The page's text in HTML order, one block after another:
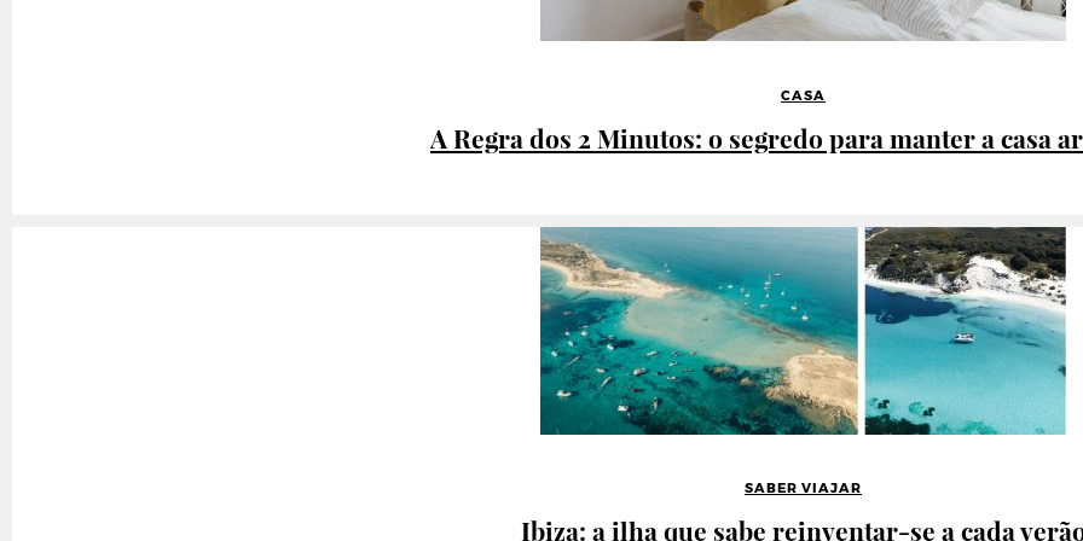
CASA
A Regra dos 2 Minutos: o segredo para manter a casa
SABER VIAJAR
Ibiza: a ilha que sabe reinventar-se a cada